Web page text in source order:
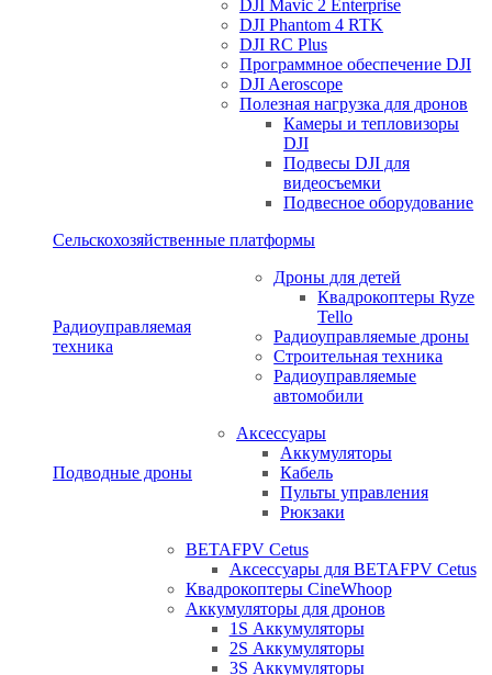
DJI Mavic 2 Enterprise
DJI Phantom 4 RTK
DJI RC Plus
Программное обеспечение DJI
DJI Aeroscope
Полезная нагрузка для дронов
Камеры и тепловизоры
DJI
Подвесы DJI для
видеосъемки
Подвесное оборудование
Сельскохозяйственные платформы
Радиоуправляемая
техника
Дроны для детей
Квадрокоптеры Ryze
Tello
Радиоуправляемые дроны
Строительная техника
Радиоуправляемые
автомобили
Подводные дроны
Аксессуары
Аккумуляторы
Кабель
Пульты управления
Рюкзаки
BETAFPV Cetus
Аксессуары для BETAFPV Cetus
Квадрокоптеры CineWhoop
Аккумуляторы для дронов
1S Аккумуляторы
2S Аккумуляторы
3S Аккумуляторы